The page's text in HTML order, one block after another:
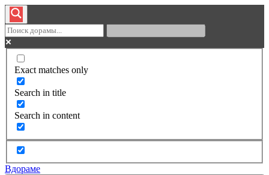
Exact matches only
Search in title
Search in content
Вдораме